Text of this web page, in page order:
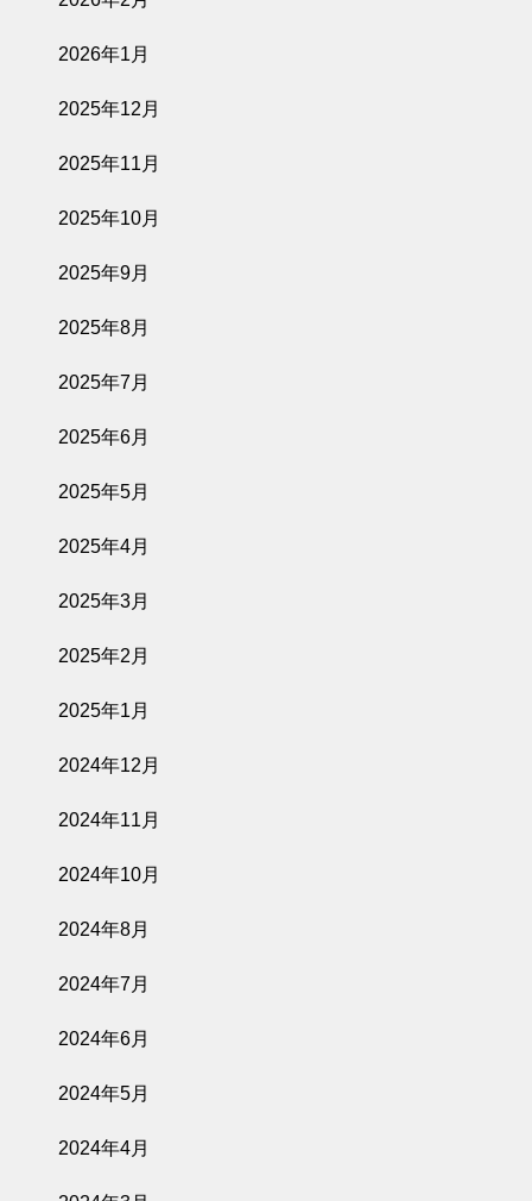
2026年1月
2025年12月
2025年11月
2025年10月
2025年9月
2025年8月
2025年7月
2025年6月
2025年5月
2025年4月
2025年3月
2025年2月
2025年1月
2024年12月
2024年11月
2024年10月
2024年8月
2024年7月
2024年6月
2024年5月
2024年4月